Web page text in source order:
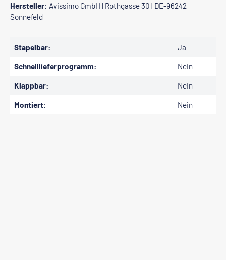
Hersteller: Avissimo GmbH | Rothgasse 30 | DE-96242
Sonnefeld
Stapelbar: Ja
Schnelllieferprogramm: Nein
Klappbar: Nein
Montiert: Nein